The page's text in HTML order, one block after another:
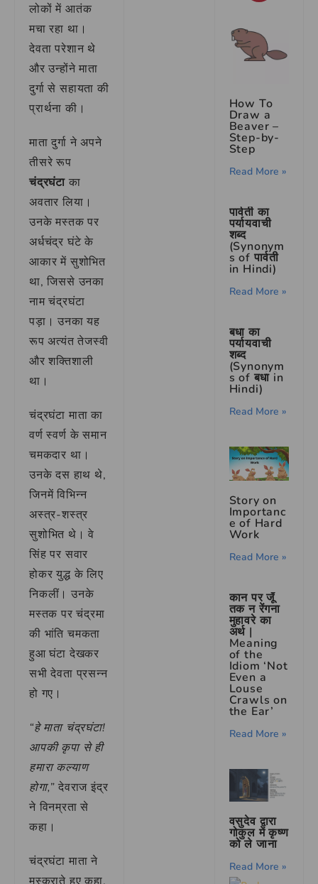
लोकों में आतंक
मचा रहा था।
देवता परेशान थे
और उन्होंने माता
दुर्गा से सहायता की
प्रार्थना की।
माता दुर्गा ने अपने
तीसरे रूप
चंद्रघंटा का
अवतार लिया।
उनके मस्तक पर
अर्धचंद्र घंटे के
आकार में सुशोभित
था, जिससे उनका
नाम चंद्रघंटा
पड़ा। उनका यह
रूप अत्यंत तेजस्वी
और शक्तिशाली
था।
चंद्रघंटा माता का
वर्ण स्वर्ण के समान
चमकदार था।
उनके दस हाथ थे,
जिनमें विभिन्न
अस्त्र-शस्त्र
सुशोभित थे। वे
सिंह पर सवार
होकर युद्ध के लिए
निकलीं। उनके
मस्तक पर चंद्रमा
की भांति चमकता
हुआ घंटा देखकर
सभी देवता प्रसन्न
हो गए।
“हे माता चंद्रघंटा!
आपकी कृपा से ही
हमारा कल्याण
होगा,” देवराज इंद्र
ने विनम्रता से
कहा।
चंद्रघंटा माता ने
How To
Draw a
Beaver –
Step-by-
Step
Read More »
पार्वती का
पर्यायवाची
शब्द
(Synonym
s of पार्वती
in Hindi)
Read More »
बधा का
पर्यायवाची
शब्द
(Synonym
s of बधा in
Hindi)
Read More »
Story on
Importanc
e of Hard
Work
Read More »
कान पर जूँ
तक न रेंगना
मुहावरे का
अर्थ |
Meaning
of the
Idiom ‘Not
Even a
Louse
Crawls on
the Ear’
Read More »
वसुदेव द्वारा
गोकुल में कृष्ण
को ले जाना
Read More »